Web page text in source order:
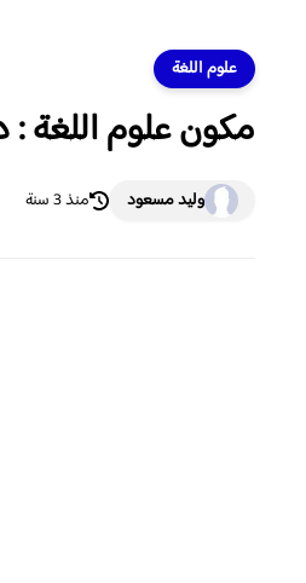
علوم اللغة
مكون علوم اللغة
وليد مسعود منذ 3 سنة